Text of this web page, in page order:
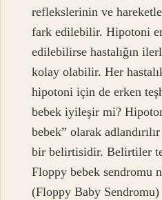
reflekslerinin ve
fark edilebilir. Hipotoni
edilebilirse hastalığın
kolay olabilir. Her
hipotoni için de erken
bebek iyileşir mi?
bebek” olarak
bir belirtisidir. Belirtiler
Floppy bebek sendromu
(Floppy Baby